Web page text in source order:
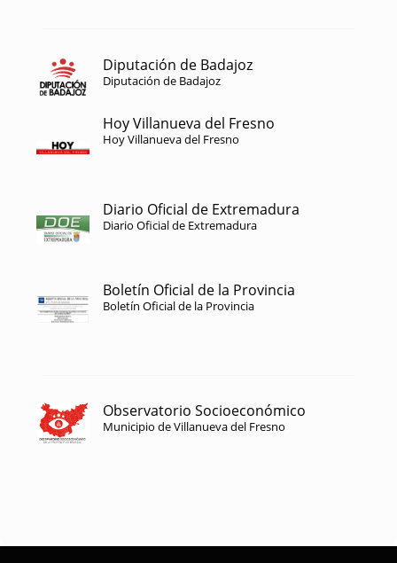
Diputación de Badajoz
Diputación de Badajoz
Hoy Villanueva del Fresno
Hoy Villanueva del Fresno
Diario Oficial de Extremadura
Diario Oficial de Extremadura
Boletín Oficial de la Provincia
Boletín Oficial de la Provincia
Observatorio Socioeconómico
Municipio de Villanueva del Fresno